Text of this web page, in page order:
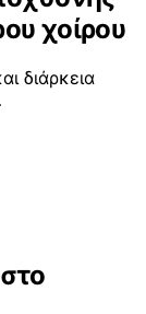
χοίρου
διάρκεια